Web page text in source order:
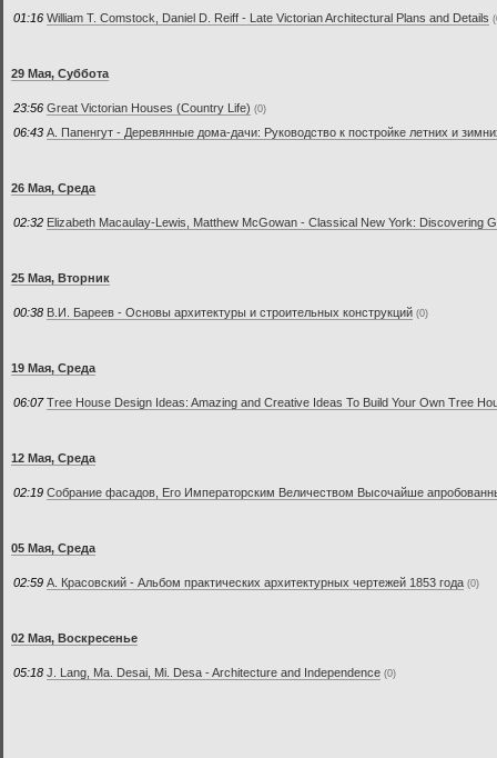
01:16 William T. Comstock, Daniel D. Reiff - Late Victorian Architectural Plans and Details
29 Мая, Суббота
23:56 Great Victorian Houses (Country Life) (0)
06:43 А. Папенгут - Деревянные дома-дачи: Руководство к постройке летних и
26 Мая, Среда
02:32 Elizabeth Macaulay-Lewis, Matthew McGowan - Classical New York: Discovering
25 Мая, Вторник
00:38 В.И. Бареев - Основы архитектуры и строительных конструкций (0)
19 Мая, Среда
06:07 Tree House Design Ideas: Amazing and Creative Ideas To Build Your Own Tree
12 Мая, Среда
02:19 Собрание фасадов, Его Императорским Величеством Высочайше
05 Мая, Среда
02:59 А. Красовский - Альбом практических архитектурных чертежей 1853 года (0)
02 Мая, Воскресенье
05:18 J. Lang, Ma. Desai, Mi. Desa - Architecture and Independence (0)